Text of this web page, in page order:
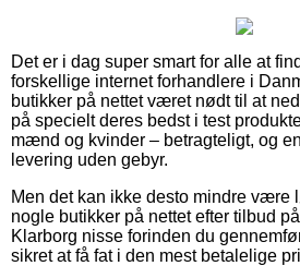
Det er i dag super smart for alle at
forskellige internet forhandlere i
butikker på nettet været nødt til at
på specielt deres bedst i test
mænd og kvinder – betragteligt, og
levering uden gebyr.
Men det kan ikke desto mindre være
nogle butikker på nettet efter tilbud
Klarborg nisse forinden du
sikret at få fat i den mest betalelige